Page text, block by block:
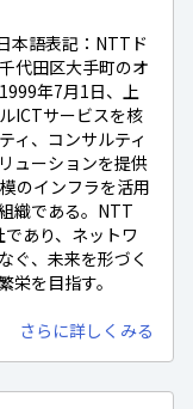
本語表記：NTTド
代田区大手町のオ
年7月1日、上
ICTサービスを核
ィ、コンサルティ
ューションを提供
のインフラを活用
織である。NTT
であり、ネットワ
ぐ、未来を形づく
を目指す。
さらに詳しくみる